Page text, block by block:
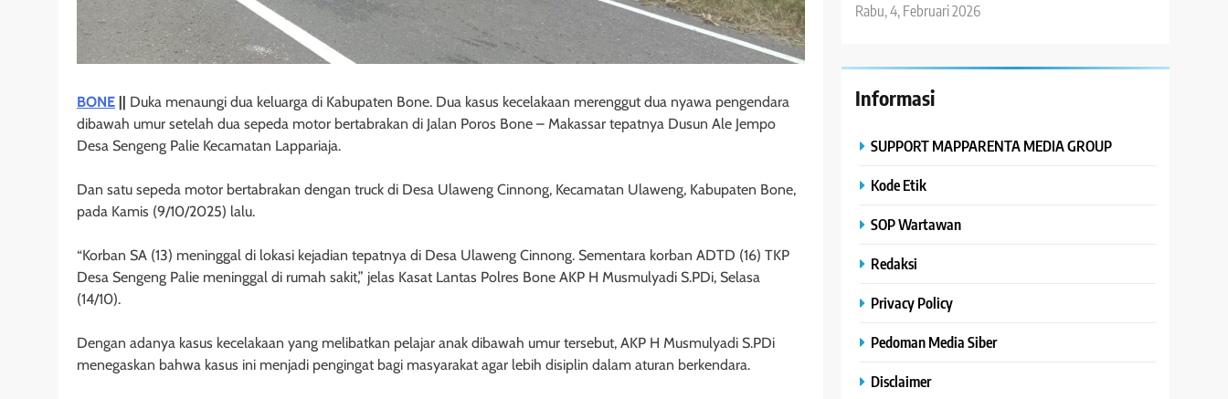
BONE
Duka menaungi dua keluarga di Kabupaten Bone. Dua kasus kecelakaan merenggut dua nyawa pengendara
dibawah umur setelah dua sepeda motor bertabrakan di Jalan Poros Bone – Makassar tepatnya Dusun Ale Jempo
Desa Sengeng Palie Kecamatan Lappariaja.
Dan satu sepeda motor bertabrakan dengan truck di Desa Ulaweng Cinnong, Kecamatan Ulaweng, Kabupaten Bone,
pada Kamis (9/10/2025) lalu.
“Korban SA (13) meninggal di lokasi kejadian tepatnya di Desa Ulaweng Cinnong. Sementara korban ADTD (16) TKP
Desa Sengeng Palie meninggal di rumah sakit,” jelas Kasat Lantas Polres Bone AKP H Musmulyadi S.PDi, Selasa
(14/10).
Dengan adanya kasus kecelakaan yang melibatkan pelajar anak dibawah umur tersebut, AKP H Musmulyadi S.PDi
menegaskan bahwa kasus ini menjadi pengingat bagi masyarakat agar lebih disiplin dalam aturan berkendara.
Rabu, 4, Februari 2026
Informasi
SUPPORT MAPPARENTA MEDIA GROUP
Kode Etik
SOP Wartawan
Redaksi
Privacy Policy
Pedoman Media Siber
Disclaimer